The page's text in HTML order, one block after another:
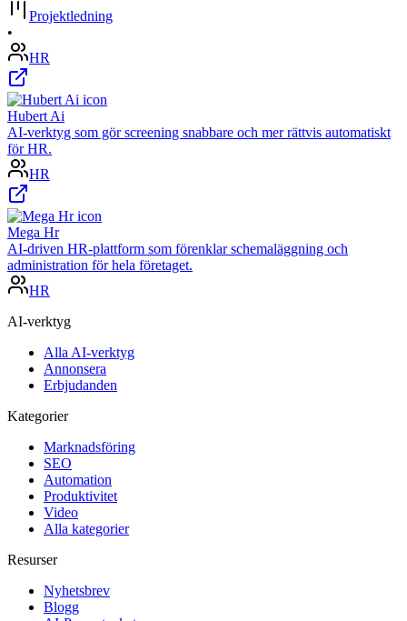
Projektledning
•
HR
Hubert Ai
AI-verktyg som gör screening snabbare och mer rättvis automatiskt
för HR.
HR
Mega Hr
AI-driven HR-plattform som förenklar schemaläggning och
administration för hela företaget.
HR
AI-verktyg
Alla AI-verktyg
Annonsera
Erbjudanden
Kategorier
Marknadsföring
SEO
Automation
Produktivitet
Video
Alla kategorier
Resurser
Nyhetsbrev
Blogg